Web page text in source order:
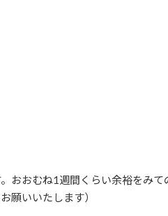
おおむね1週間くらい余裕をみ
願いいたします）